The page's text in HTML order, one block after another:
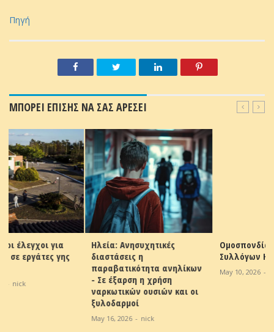
Πηγή
ΜΠΟΡΕΙ ΕΠΙΣΗΣ ΝΑ ΣΑΣ ΑΡΕΣΕΙ
Ηλεία: Ανησυχητικές
διαστάσεις η
παραβατικότητα ανηλίκων
- Σε έξαρση η χρήση
ναρκωτικών ουσιών και οι
Ομοσπονδία Αγροτικών
May 10, 2026 - nick